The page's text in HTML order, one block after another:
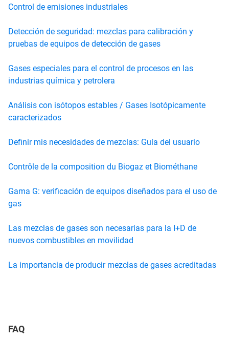
Control de emisiones industriales
Detección de seguridad: mezclas para calibración y
pruebas de equipos de detección de gases
Gases especiales para el control de procesos en las
industrias química y petrolera
Análisis con isótopos estables / Gases Isotópicamente
caracterizados
Definir mis necesidades de mezclas: Guía del usuario
Contrôle de la composition du Biogaz et Biométhane
Gama G: verificación de equipos diseñados para el uso de
gas
Las mezclas de gases son necesarias para la I+D de
nuevos combustibles en movilidad
La importancia de producir mezclas de gases acreditadas
FAQ